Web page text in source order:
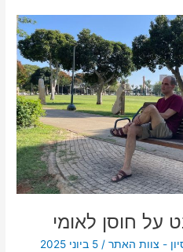
על חוסן לאומי
- צוות האתר/5 ביוני 2025